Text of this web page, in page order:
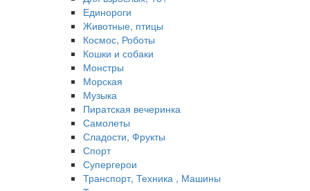
Единороги
Животные, птицы
Космос, Роботы
Кошки и собаки
Монстры
Морская
Музыка
Пиратская вечеринка
Самолеты
Сладости, Фрукты
Спорт
Супергерои
Транспорт, Техника , Машины